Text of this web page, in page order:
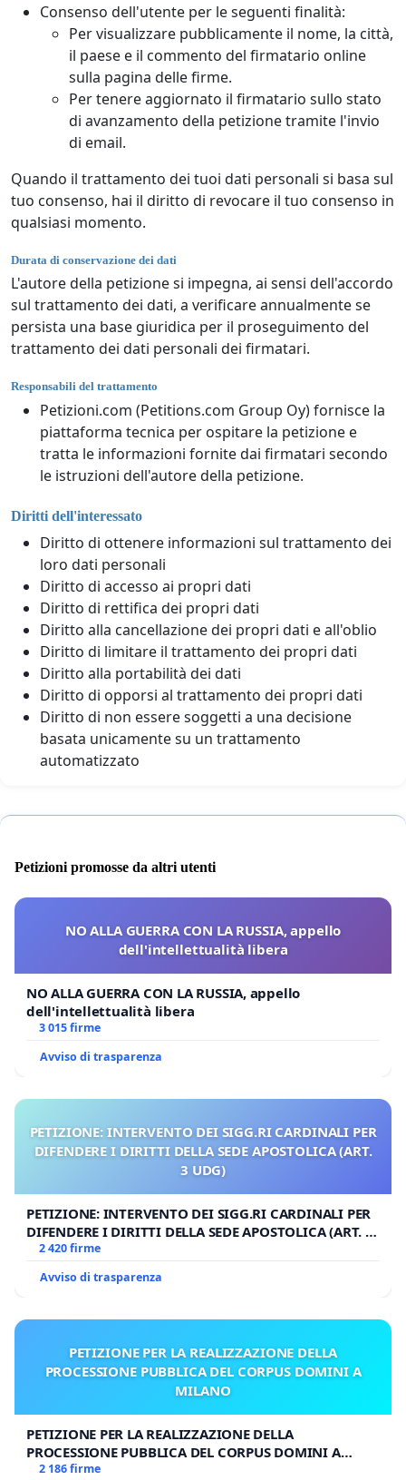
Consenso dell'utente per le seguenti finalità:
Per visualizzare pubblicamente il nome, la città,
il paese e il commento del firmatario online
sulla pagina delle firme.
Per tenere aggiornato il firmatario sullo stato
di avanzamento della petizione tramite l'invio
di email.
Quando il trattamento dei tuoi dati personali si basa sul
tuo consenso, hai il diritto di revocare il tuo consenso in
qualsiasi momento.
Durata di conservazione dei dati
L'autore della petizione si impegna, ai sensi dell'accordo
sul trattamento dei dati, a verificare annualmente se
persista una base giuridica per il proseguimento del
trattamento dei dati personali dei firmatari.
Responsabili del trattamento
Petizioni.com (Petitions.com Group Oy) fornisce la
piattaforma tecnica per ospitare la petizione e
tratta le informazioni fornite dai firmatari secondo
le istruzioni dell'autore della petizione.
Diritti dell'interessato
Diritto di ottenere informazioni sul trattamento dei
loro dati personali
Diritto di accesso ai propri dati
Diritto di rettifica dei propri dati
Diritto alla cancellazione dei propri dati e all'oblio
Diritto di limitare il trattamento dei propri dati
Diritto alla portabilità dei dati
Diritto di opporsi al trattamento dei propri dati
Diritto di non essere soggetti a una decisione
basata unicamente su un trattamento
automatizzato
Petizioni promosse da altri utenti
NO ALLA GUERRA CON LA RUSSIA, appello
dell'intellettualità libera
NO ALLA GUERRA CON LA RUSSIA, appello
dell'intellettualità libera
3 015 firme
Avviso di trasparenza
PETIZIONE: INTERVENTO DEI SIGG.RI CARDINALI PER
DIFENDERE I DIRITTI DELLA SEDE APOSTOLICA (ART.
3 UDG)
PETIZIONE: INTERVENTO DEI SIGG.RI CARDINALI PER
DIFENDERE I DIRITTI DELLA SEDE APOSTOLICA (ART. 3
UDG)
2 420 firme
Avviso di trasparenza
PETIZIONE PER LA REALIZZAZIONE DELLA
PROCESSIONE PUBBLICA DEL CORPUS DOMINI A
MILANO
PETIZIONE PER LA REALIZZAZIONE DELLA
PROCESSIONE PUBBLICA DEL CORPUS DOMINI A
MILANO
2 186 firme